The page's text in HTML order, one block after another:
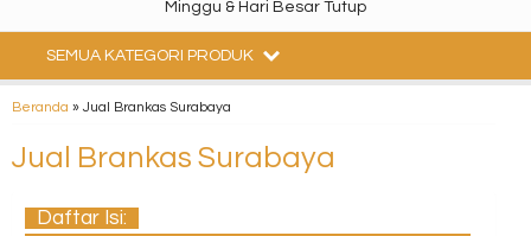
Minggu & Hari Besar Tutup
SEMUA KATEGORI PRODUK
Beranda » Jual Brankas Surabaya
Jual Brankas Surabaya
Daftar Isi: